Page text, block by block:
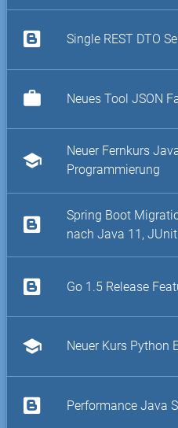
Single REST DTO
work Neues Tool JSON
school
Neuer Fernkurs
Programmierung
Spring Boot
nach Java 11,
Go 1.5 Release
school Neuer Kurs Python
Performance Java